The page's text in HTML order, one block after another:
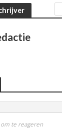
te reageren